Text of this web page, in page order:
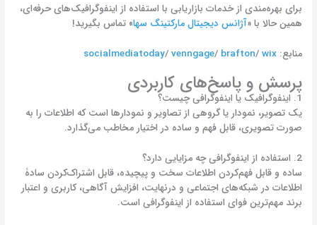
برای بهره‌مندی از خدمات بازاریابی با استفاده از اینفوگرافیک‌های حرفه‌ای،
همین حالا با «آژانس دیجیتال مارکتینگ سها» تماس بگیرید!
منابع: socialmediatoday/venngage/ brafton/wix
پرسش و پاسخ‌های کاربردی
1. اینفوگرافیک یا اینفوگرافی چیست؟
یک تصویر، نمودار یا گروهی از تصاویر و نمودارها است که اطلاعات را به
صورت تصویری، قابل فهم و ساده در اختیار مخاطب می‌گذارد.
2. استفاده از اینفوگرافی چه مزایایی دارد؟
ساده و قابل فهم‌کردن اطلاعات سخت و پیچیده، قابل اشتراک‌کردن سادۀ
اطلاعات در شبکه‌های اجتماعی و درنهایت، افزایش آگاهی، کاربری و اعتبار
برند مهم‌ترین فوای استفاده از اینفوگرافی است.